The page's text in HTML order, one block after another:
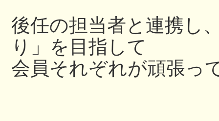
後任の担当者と連携し
り」を目指して
会員それぞれが頑張っ